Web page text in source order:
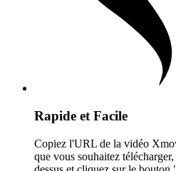
Rapide et Facile
Copiez l'URL de la vidéo
que vous souhaitez